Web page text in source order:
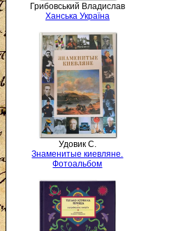
Грибовський Владислав
Ханська Україна
Удовик С.
Знаменитые киевляне.
Фотоальбом